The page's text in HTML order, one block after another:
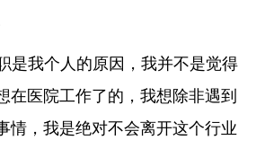
是我个人的原因，我并不是觉得
在医院工作了的，我想除非遇到
情，我是绝对不会离开这个行业